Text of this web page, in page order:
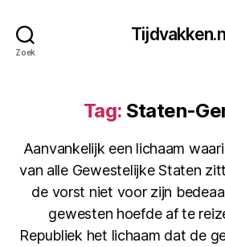
Zoek
Tag: Staten-
Aanvankelijk een lichaam
van alle Gewestelijke Staten
de vorst niet voor zijn
gewesten hoefde af te
Republiek het lichaam dat de